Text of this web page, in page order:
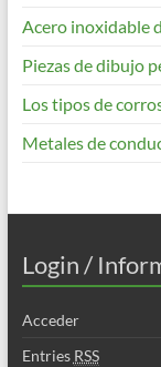
Acero inoxidable
Piezas de dibujo
Los tipos de
Metales de
Login /
Acceder
Entries RSS